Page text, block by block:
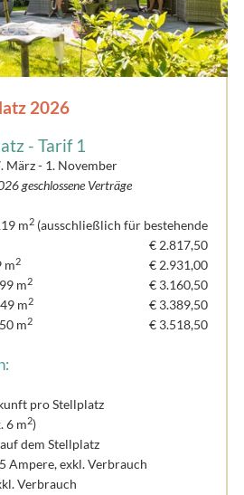
2026
- Tarif 1
März - 1. November
geschlossene Verträge
m2 (ausschließlich für bestehende
€ 2.817,50
m2
€ 2.931,00
m2
€ 3.160,50
m2
€ 3.389,50
m2 € 3.518,50
pro Stellplatz
6 m2)
dem Stellplatz
Ampere, exkl. Verbrauch
Verbrauch